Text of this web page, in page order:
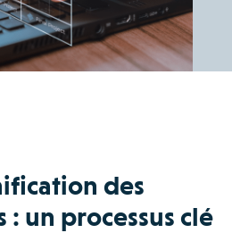
des
un processus clé